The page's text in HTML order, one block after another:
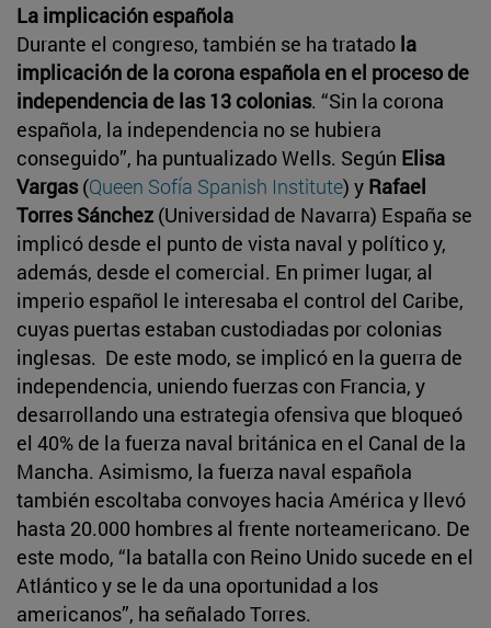
La implicación española
Durante el congreso, también se ha tratado la
implicación de la corona española en el proceso de
independencia de las 13 colonias. “Sin la corona
española, la independencia no se hubiera
conseguido”, ha puntualizado Wells. Según Elisa
Vargas(Queen Sofía Spanish Institute) y Rafael
Torres Sánchez (Universidad de Navarra) España se
implicó desde el punto de vista naval y político y,
además, desde el comercial. En primer lugar, al
imperio español le interesaba el control del Caribe,
cuyas puertas estaban custodiadas por colonias
inglesas. De este modo, se implicó en la guerra de
independencia, uniendo fuerzas con Francia, y
desarrollando una estrategia ofensiva que bloqueó
el 40% de la fuerza naval británica en el Canal de la
Mancha. Asimismo, la fuerza naval española
también escoltaba convoyes hacia América y llevó
hasta 20.000 hombres al frente norteamericano. De
este modo, “la batalla con Reino Unido sucede en el
Atlántico y se le da una oportunidad a los
americanos”, ha señalado Torres.